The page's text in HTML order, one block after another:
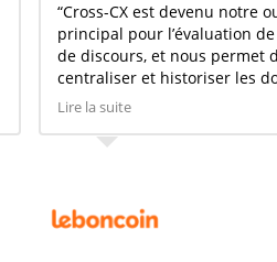
“Cross-CX est devenu notre
principal pour l’évaluation
de discours, et nous permet
centraliser et historiser les
récoltées sous forme de
pouvoir les restituer avec
Lire la suite